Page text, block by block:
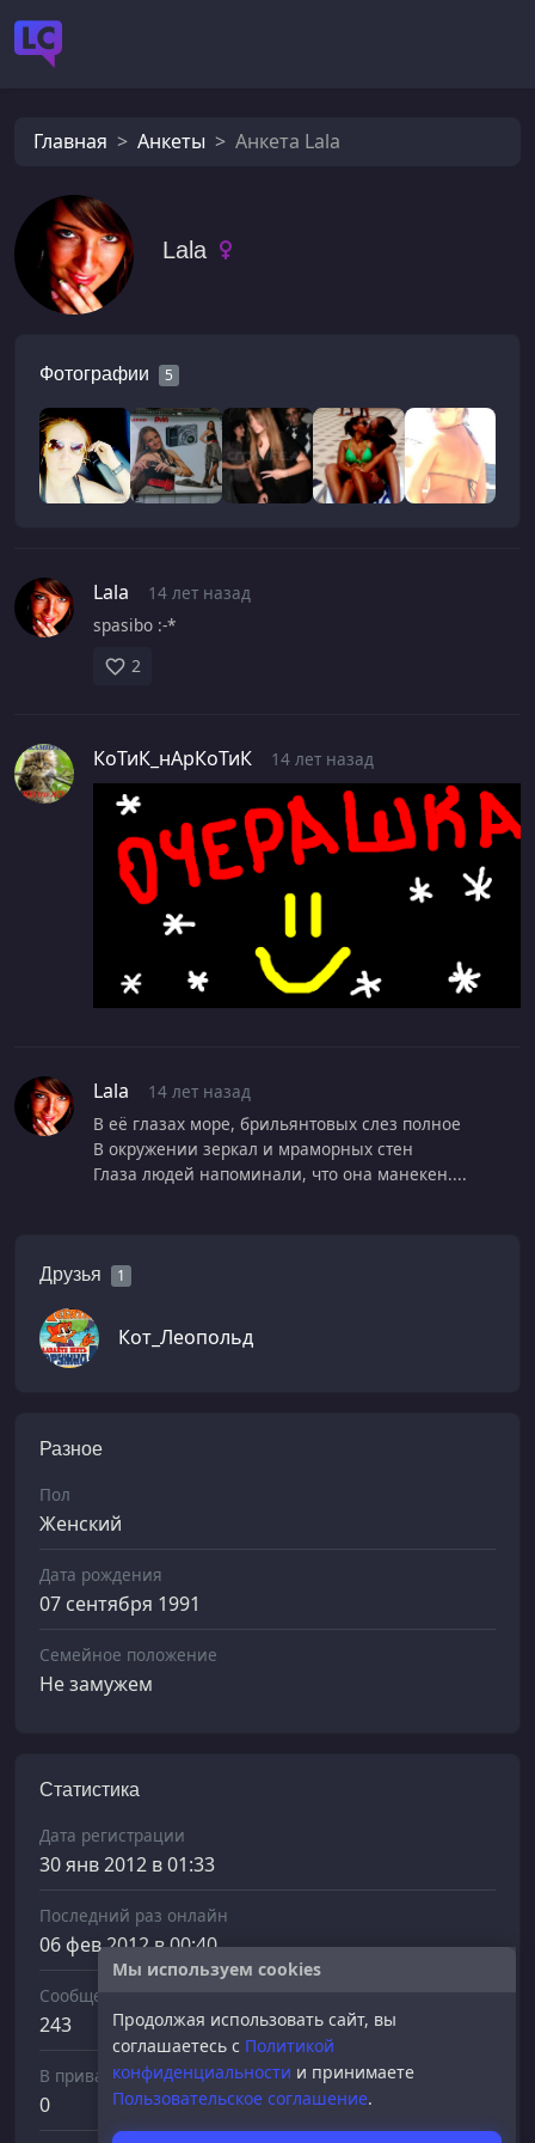
Главная Анкеты Анкета Lala
Lala
Фотографии 5
Lala
14 лет назад
spasibo :-*
2
КоТиК_нАрКоТиК 14 лет назад
Lala
14 лет назад
В её глазах море, брильянтовых слез полное
В окружении зеркал и мраморных стен
Глаза людей напоминали, что она манекен....
Друзья 1
Кот_Леопольд
Разное
Пол
Женский
Дата рождения
07 сентября 1991
Семейное положение
Не замужем
Статистика
Дата регистрации
30 янв 2012 в 01:33
Последний раз онлайн
06 фев 2012 в 00:40
Сообщений отправлено
243
В приват
0
Мы используем cookies
Продолжая использовать сайт, вы
соглашаетесь с Политикой
конфиденциальности и принимаете
Пользовательское соглашение.